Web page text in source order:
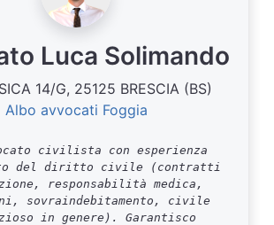
Luca Solimando
14/G, 25125 BRESCIA (BS)
Albo avvocati Foggia
civilista con esperienza
del diritto civile (contratti
responsabilità medica,
sovraindebitamento, civile
in genere). Garantisco